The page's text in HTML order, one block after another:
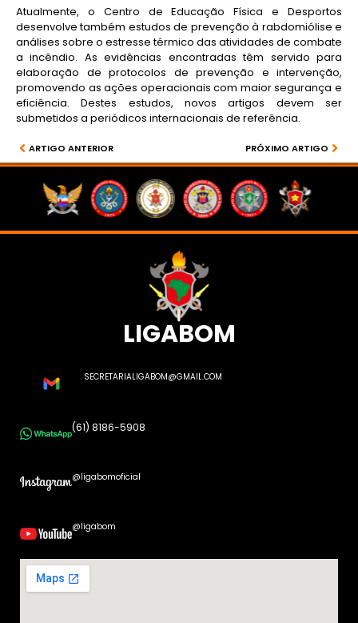
Atualmente, o Centro de Educação Física e Desportos
desenvolve também estudos de prevenção à rabdomiólise e
análises sobre o estresse térmico das atividades de combate
a incêndio. As evidências encontradas têm servido para
elaboração de protocolos de prevenção e intervenção,
promovendo as ações operacionais com maior segurança e
eficiência. Destes estudos, novos artigos devem ser
submetidos a periódicos internacionais de referência.
ARTIGO ANTERIOR PRÓXIMO ARTIGO
LIGABOM
SECRETARIALIGABOM@GMAIL.COM
(61) 8186-5908
@ligabomoficial
@ligabom